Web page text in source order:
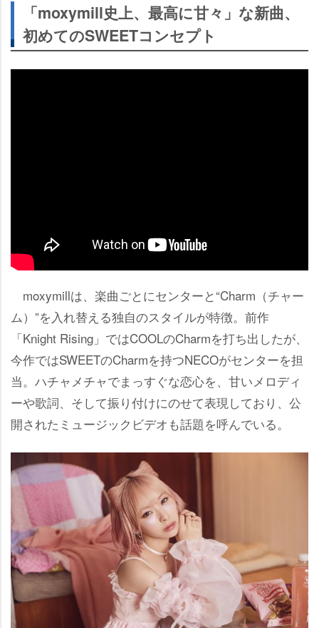
「moxymill史上、最高に甘々」な新曲、
初めてのSWEETコンセプト
moxymillは、楽曲ごとにセンターと“Charm（チャー
ム）”を入れ替える独自のスタイルが特徴。前作
「Knight Rising」ではCOOLのCharmを打ち出したが、
今作ではSWEETのCharmを持つNECOがセンターを担
当。ハチャメチャでまっすぐな恋心を、甘いメロディ
ーや歌詞、そして振り付けにのせて表現しており、公
開されたミュージックビデオも話題を呼んでいる。